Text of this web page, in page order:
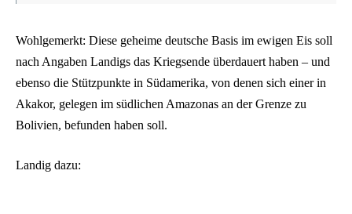
Wohlgemerkt: Diese geheime deutsche Basis im ewigen Eis soll
nach Angaben Landigs das Kriegsende überdauert haben – und
ebenso die Stützpunkte in Südamerika, von denen sich einer in
Akakor, gelegen im südlichen Amazonas an der Grenze zu
Bolivien, befunden haben soll.
Landig dazu: